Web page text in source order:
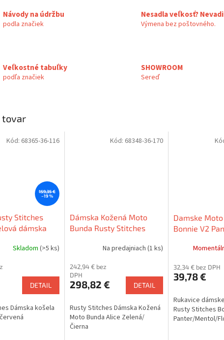
Návody na údržbu
podla značiek
Nesadla veľkosť?
Výmena bez poštovného.
Veľkostné tabuľky
podľa značiek
SHOWROOM
Sereď
tovar
159,35 €
–19 %
Stitches
dámska
Skladom (>5 ks)
DETAIL
Dámska košela
Kód: 68365-36-116
Dámska Kožená Moto
Bunda Rusty Stitches
Na predajniach (1 ks)
242,94 € bez
DPH
298,82 € DETAIL
Rusty Stitches Dámska Kožená
Moto Bunda Alice Zelená/
Čierna
Kód: 68348-36-170
Damske
Bonnie V2
32,34 € bez DPH
39,78 €
Rukavice
Rusty Stitches
Panter/Mentol/